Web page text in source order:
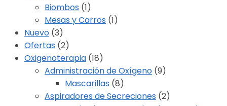
Biombos (1)
Mesas y Carros (1)
Nuevo (3)
Ofertas (2)
Oxigenoterapia (18)
Administración de Oxígeno (9)
Mascarillas (8)
Aspiradores de Secreciones (2)